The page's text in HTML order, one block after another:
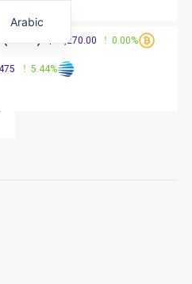
$83,270.00 0.00%
5.44%
Arabic